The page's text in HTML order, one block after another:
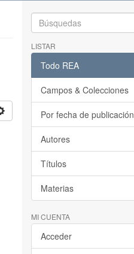
LISTAR
Todo REA
Campos & Colecciones
Por fecha de publicación
Autores
Títulos
Materias
MI CUENTA
Acceder